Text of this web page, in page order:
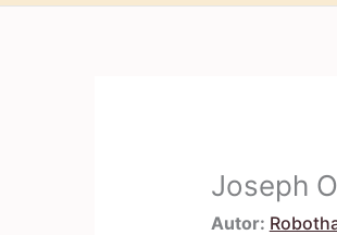
Joseph
Autor: